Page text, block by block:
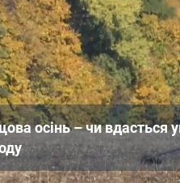
осінь – чи вдасться